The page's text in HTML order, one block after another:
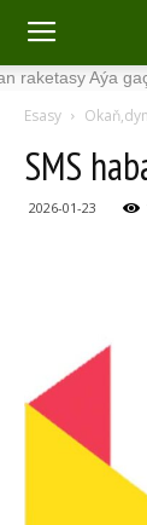
Aýa gaçdy ·
Esasy
SMS
2026-01-23